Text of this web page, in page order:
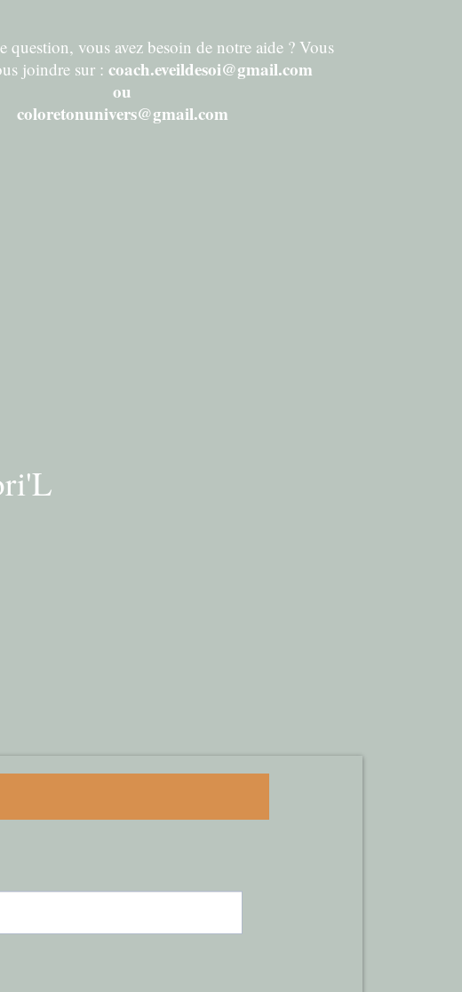
question, vous avez besoin de notre aide ? Vous
joindre sur :coach.eveildesoi@gmail.com
ou
coloretonunivers@gmail.com